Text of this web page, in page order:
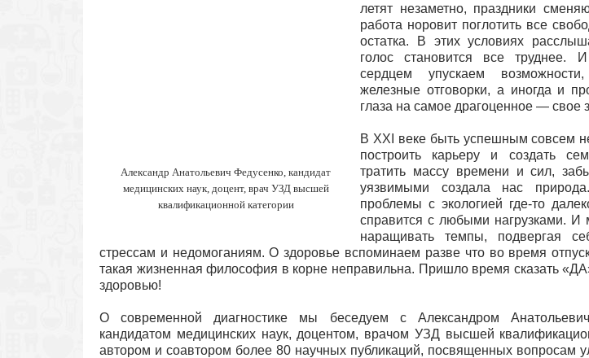
Александр Анатольевич Федусенко, кандидат
медицинских наук, доцент, врач УЗД высшей
квалификационной категории
летят незаметно, праздники
работа норовит поглотить все
остатка. В этих условиях
голос становится все
сердцем упускаем
железные отговорки, а иногда и
глаза на самое драгоценное — свое
В XXI веке быть успешным совсем
построить карьеру и создать
тратить массу времени и сил,
уязвимыми создала нас
проблемы с экологией где-то
справится с любыми нагрузками.
наращивать темпы, подвергая
стрессам и недомоганиям. О здоровье вспоминаем разве что во время
такая жизненная философия в корне неправильна. Пришло время сказать
здоровью!
О современной диагностике мы беседуем с Александром
кандидатом медицинских наук, доцентом, врачом УЗД высшей
автором и соавтором более 80 научных публикаций, посвященных вопросам